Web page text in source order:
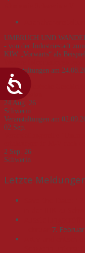
UMBRUCH UND
- von der Industriestadt
KIW „Vorwärts“ als
Veranstaltungen am
24 Aug.
Deutsch-deutsche
an Beispielen
24 Aug. 26
Schwerin
Veranstaltungen am
02 Sep.
2 Sep. 26
Schwerin
Letzte
7.